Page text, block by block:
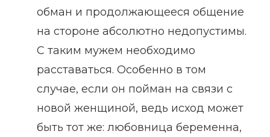
обман и продолжающееся общение
на стороне абсолютно недопустимы.
С таким мужем необходимо
расставаться. Особенно в том
случае, если он пойман на связи с
новой женщиной, ведь исход может
быть тот же: любовница беременна,